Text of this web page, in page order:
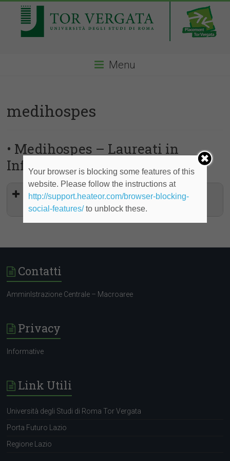
Menu
medihospes
• Medihospes – Laureati in
Infermieristica
Assistenza sanitaria rivolta a
persone anziane, disabili (Asti)
Contatti
AmminIstrazione Centrale – Macroaree
Privacy
Informative
Link Utili
Università degli Studi di Roma Tor Vergata
Porta Futuro Lazio
Regione Lazio
Your browser is blocking some features of this
website. Please follow the instructions at
http://support.heateor.com/browser-blocking-
social-features/to unblock these.